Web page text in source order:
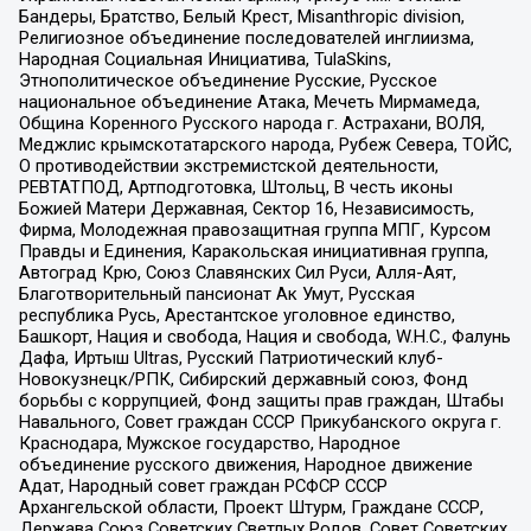
Бандеры, Братство, Белый Крест, Misanthropic division,
Религиозное объединение последователей инглиизма,
Народная Социальная Инициатива, TulaSkins,
Этнополитическое объединение Русские, Русское
национальное объединение Атака, Мечеть Мирмамеда,
Община Коренного Русского народа г. Астрахани, ВОЛЯ,
Меджлис крымскотатарского народа, Рубеж Севера, ТОЙС,
О противодействии экстремистской деятельности,
РЕВТАТПОД, Артподготовка, Штольц, В честь иконы
Божией Матери Державная, Сектор 16, Независимость,
Фирма, Молодежная правозащитная группа МПГ, Курсом
Правды и Единения, Каракольская инициативная группа,
Автоград Крю, Союз Славянских Сил Руси, Алля-Аят,
Благотворительный пансионат Ак Умут, Русская
республика Русь, Арестантское уголовное единство,
Башкорт, Нация и свобода, Нация и свобода, W.H.С., Фалунь
Дафа, Иртыш Ultras, Русский Патриотический клуб-
Новокузнецк/РПК, Сибирский державный союз, Фонд
борьбы с коррупцией, Фонд защиты прав граждан, Штабы
Навального, Совет граждан СССР Прикубанского округа г.
Краснодара, Мужское государство, Народное
объединение русского движения, Народное движение
Адат, Народный совет граждан РСФСР СССР
Архангельской области, Проект Штурм, Граждане СССР,